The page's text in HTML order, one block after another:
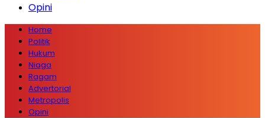
Opini
Home
Politik
Hukum
Niaga
Ragam
Advertorial
Metropolis
Opini